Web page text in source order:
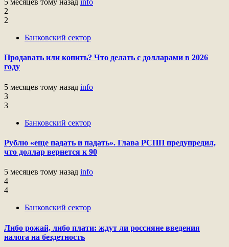
5 месяцев тому назад info
2
2
Банковский сектор
Продавать или копить? Что делать с долларами в 2026
году
5 месяцев тому назад info
3
3
Банковский сектор
Рублю «еще падать и падать». Глава РСПП предупредил,
что доллар вернется к 90
5 месяцев тому назад info
4
4
Банковский сектор
Либо рожай, либо плати: ждут ли россияне введения
налога на бездетность